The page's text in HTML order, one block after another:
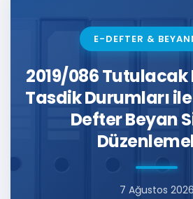
E-DEFTER &
2019/086
Tasdik Durumları
Defter Beyan
7 Ağustos 2026